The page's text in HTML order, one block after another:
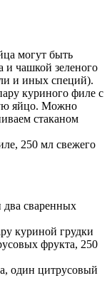
могут быть
и чашкой зеленого
и иных специй).
куриного филе с
яйцо. Можно
стаканом
250 мл свежего
два сваренных
куриной грудки
фрукта, 250
один цитрусовый